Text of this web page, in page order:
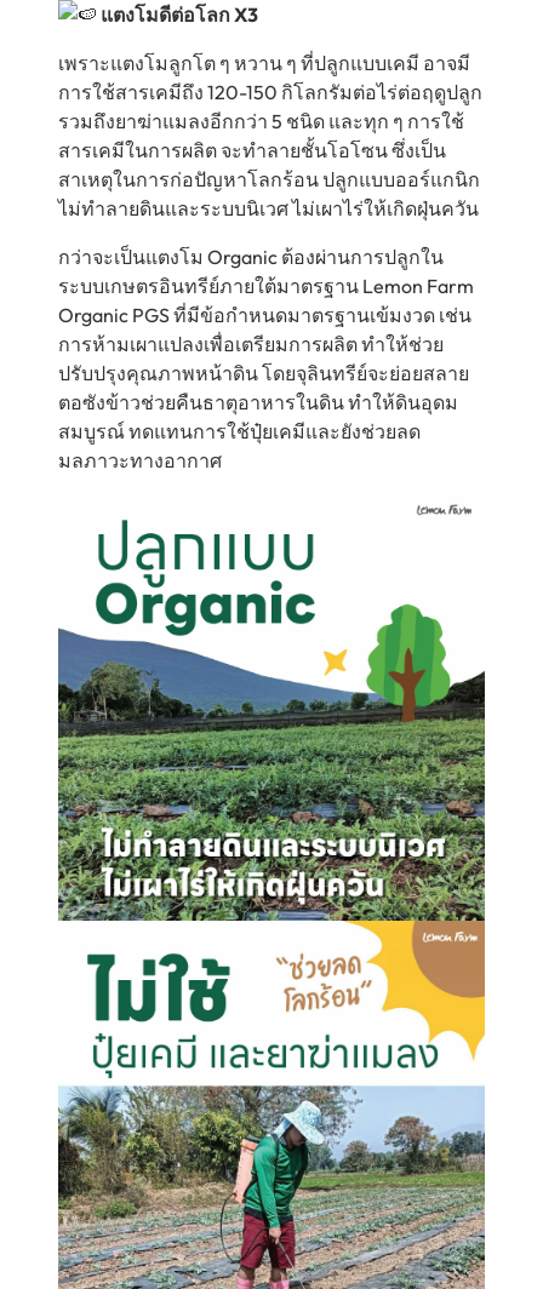
แตงโมดีต่อโลก X3
เพราะแตงโมลูกโต ๆ หวาน ๆ ที่ปลูกแบบเคมี อาจมี
การใช้สารเคมีถึง 120-150 กิโลกรัมต่อไร่ต่อฤดูปลูก
รวมถึงยาฆ่าแมลงอีกกว่า 5 ชนิด และทุก ๆ การใช้
สารเคมีในการผลิต จะทำลายชั้นโอโซน ซึ่งเป็น
สาเหตุในการก่อปัญหาโลกร้อน ปลูกแบบออร์แกนิก
ไม่ทำลายดินและระบบนิเวศ ไม่เผาไร่ให้เกิดฝุ่นควัน
กว่าจะเป็นแตงโม Organic ต้องผ่านการปลูกใน
ระบบเกษตรอินทรีย์ภายใต้มาตรฐาน Lemon Farm
Organic PGS ที่มีข้อกำหนดมาตรฐานเข้มงวด เช่น
การห้ามเผาแปลงเพื่อเตรียมการผลิต ทำให้ช่วย
ปรับปรุงคุณภาพหน้าดิน โดยจุลินทรีย์จะย่อยสลาย
ตอซังข้าวช่วยคืนธาตุอาหารในดิน ทำให้ดินอุดม
สมบูรณ์ ทดแทนการใช้ปุ๋ยเคมีและยังช่วยลด
มลภาวะทางอากาศ